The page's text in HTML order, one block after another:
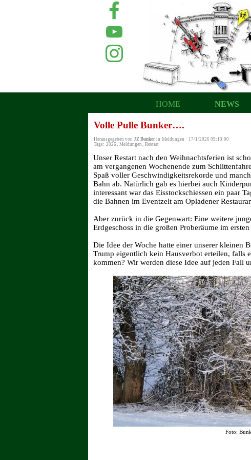
HOME NEWS
Volle Pulle Bunker….
Herausgegeben von JZ Bunker in Meldungen · 17/1/2026 09:13:00
Tags: 2026 , Meldungen , Restart
Unser Restart nach den Weihnachtsferien ist
am vergangenen Wochenende zum
Spaß voller Geschwindigkeitsrekorde und
Bahn ab. Natürlich gab es hierbei auch
interessant war das Eisstockschiessen ein paar
die Bahnen im Eventzelt am Opladener
Aber zurück in die Gegenwart: Eine weitere
Erdgeschoss in die großen Proberäume im
Die Idee der Woche hatte einer unserer kleinen
Trump eigentlich kein Hausverbot erteilen, falls
kommen? Wir werden diese Idee auf jeden Fall
Foto: